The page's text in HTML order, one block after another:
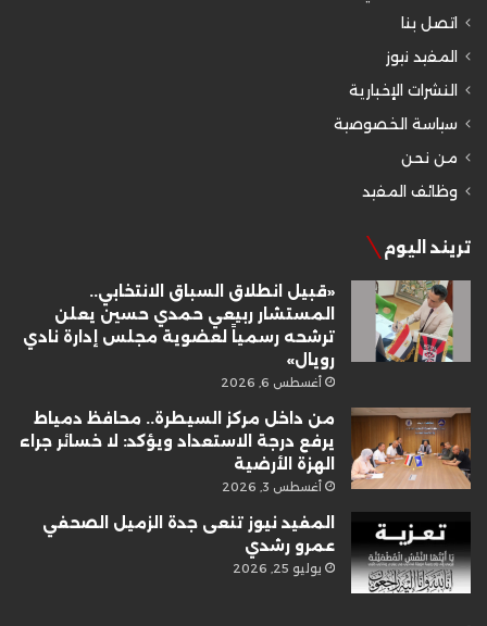
اتصل بنا
المفيد نيوز
النشرات الإخبارية
سياسة الخصوصية
من نحن
وظائف المفيد
تريند اليوم
«قبيل انطلاق السباق الانتخابي..
المستشار ربيعي حمدي حسين يعلن
ترشحه رسمياً لعضوية مجلس إدارة نادي
رويال»
أغسطس 6, 2026
من داخل مركز السيطرة.. محافظ دمياط
يرفع درجة الاستعداد ويؤكد: لا خسائر جراء
الهزة الأرضية
أغسطس 3, 2026
المفيد نيوز تنعى جدة الزميل الصحفي
عمرو رشدي
يوليو 25, 2026